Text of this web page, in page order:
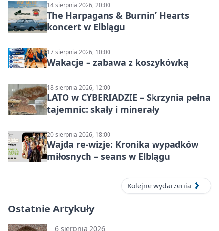
14 sierpnia 2026, 20:00
The Harpagans & Burnin’ Hearts
koncert w Elblągu
17 sierpnia 2026, 10:00
Wakacje – zabawa z koszykówką
18 sierpnia 2026, 12:00
LATO w CYBERIADZIE – Skrzynia pełna
tajemnic: skały i minerały
20 sierpnia 2026, 18:00
Wajda re-wizje: Kronika wypadków
miłosnych – seans w Elblągu
Kolejne wydarzenia
Ostatnie Artykuły
6 sierpnia 2026